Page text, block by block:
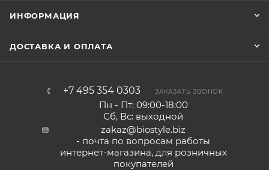
ИНФОРМАЦИЯ
ДОСТАВКА И ОПЛАТА
+7 495 354 0303 ЗАКАЗАТЬ ЗВОНОК
Пн - Пт: 09:00-18:00
Сб, Вс: выходной
zakaz@biostyle.biz
- почта по вопросам работы
интернет-магазина, для розничных
покупателей